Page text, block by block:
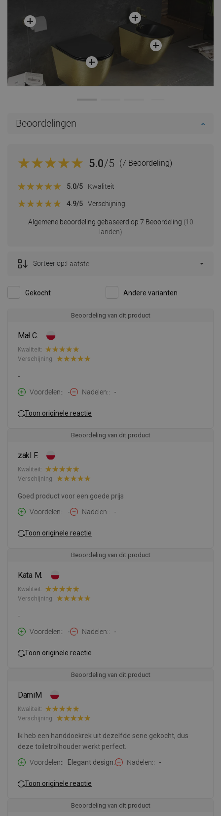
Beoordelingen
5.0/5 (7 Beoordeling)
Algemene beoordeling gebaseerd op 7 Beoordeling (10
landen)
5.0/5 Kwaliteit
4.9/5 Verschijning
Gekocht Andere varianten
Sorteer op:Laatste
Beoordeling van dit product
Mał C.
Kwaliteit:
Verschijning:
-
Voordelen:
- Nadelen: -
Toon originele reactie
Beoordeling van dit product
zakl F.
Kwaliteit:
Verschijning:
Goed product voor een goede prijs
Voordelen:
- Nadelen: -
Toon originele reactie
Beoordeling van dit product
Kata M.
Kwaliteit:
Verschijning:
-
Voordelen:
- Nadelen: -
Toon originele reactie
Beoordeling van dit product
DamiM
Kwaliteit:
Verschijning:
Ik heb een handdoekrek uit dezelfde serie gekocht, dus
deze toiletrolhouder werkt perfect.
Voordelen:
Elegant design. Nadelen: -
Toon originele reactie
Beoordeling van dit product